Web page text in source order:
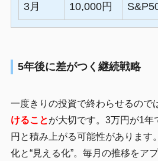
3月 10,000円
5年後に差がつく継続戦略
一度きりの投資で終わらせるので
けることが大切です。3万円が1
円と積み上がる可能性があります
化と“見える化”。毎月の推移をア